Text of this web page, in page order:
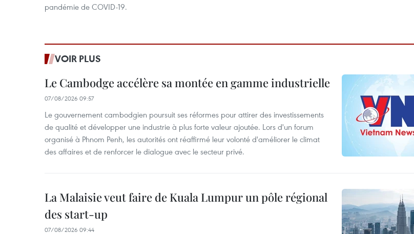
pandémie de COVID-19.
VOIR PLUS
Le Cambodge accélère sa montée en gamme industrielle
07/08/2026 09:57
Le gouvernement cambodgien poursuit ses réformes pour attirer des investissements
de qualité et développer une industrie à plus forte valeur ajoutée. Lors d'un forum
organisé à Phnom Penh, les autorités ont réaffirmé leur volonté d'améliorer le climat
des affaires et de renforcer le dialogue avec le secteur privé.
La Malaisie veut faire de Kuala Lumpur un pôle régional
des start-up
07/08/2026 09:44